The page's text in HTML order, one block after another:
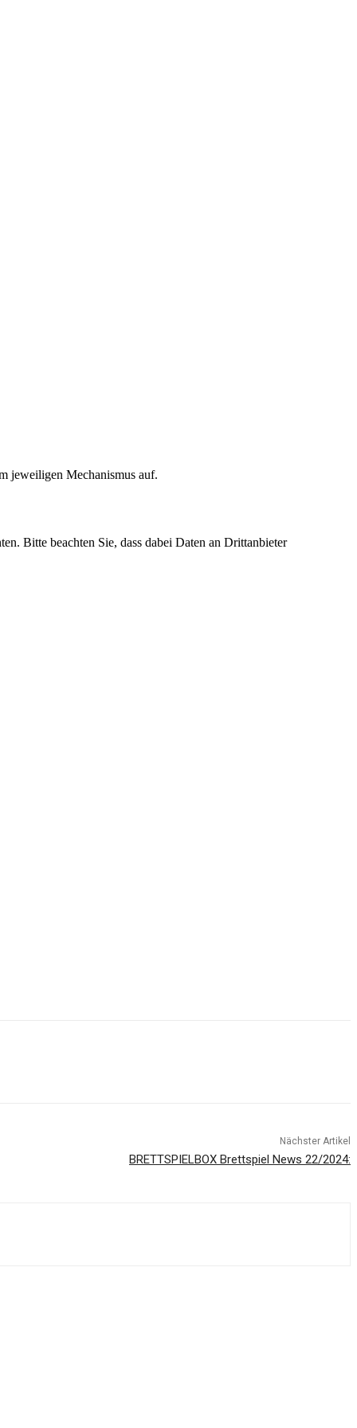
jeweiligen Mechanismus auf.
Bitte beachten Sie, dass dabei Daten an Drittanbieter
Nächster Artikel
BRETTSPIELBOX Brettspiel News 22/2024: